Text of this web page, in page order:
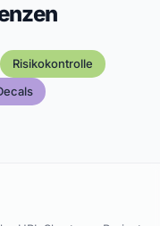
Risikokontrolle